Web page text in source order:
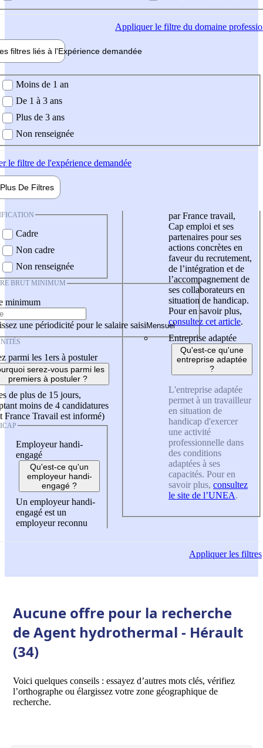
Appliquerle filtre du domaine
filtres liés à l'Expérience demandée
demandée
Moins de 1 an
De 1 à 3 ans
Plus de 3 ans
Non renseignée
le filtre de l'expérience demandée
Plus De Filtres
Cadre
Non cadre
Non renseignée
BRUT MINIMUM
minimum
une périodicité pour le salaire saisi
parmi les 1ers à postuler
serez-vous parmi les
premiers à postuler ?
de plus de 15 jours,
moins de 4 candidatures
France Travail est informé)
Employeur handi-
engagé
Qu'est-ce qu'un
employeur handi-
engagé ?
Un employeur handi-
engagé est un
employeur reconnu
par France travail,
Cap emploi et ses
partenaires pour ses
actions concrètes en
faveur du recrutement,
de l’intégration et de
l’accompagnement de
ses collaborateurs en
situation de handicap.
Pour en savoir plus,
consultez cet article.
Entreprise adaptée
Qu'est-ce qu'une
entreprise adaptée
?
L'entreprise adaptée
permet à un travailleur
en situation de
handicap d'exercer
une activité
professionnelle dans
des conditions
adaptées à ses
capacités. Pour en
savoir plus, consultez
le site de l’UNEA.
Appliquerles filtres
Aucune offre pour la recherche
de Agent hydrothermal - Hérault
(34)
Voici quelques conseils : essayez d’autres mots clés, vérifiez
l’orthographe ou élargissez votre zone géographique de
recherche.